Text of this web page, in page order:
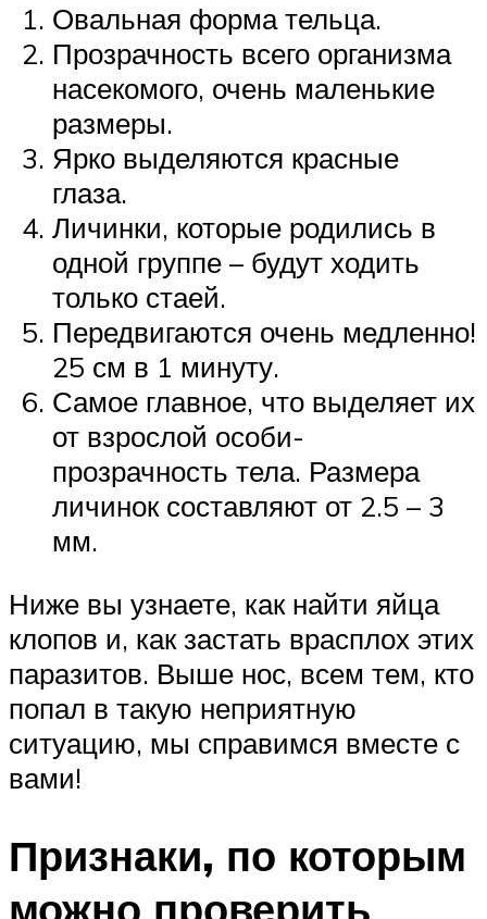
Овальная форма тельца.
Прозрачность всего организма
насекомого, очень маленькие
размеры.
Ярко выделяются красные
глаза.
Личинки, которые родились в
одной группе – будут ходить
только стаей.
Передвигаются очень медленно!
25 см в 1 минуту.
Самое главное, что выделяет их
от взрослой особи-
прозрачность тела. Размера
личинок составляют от 2.5 – 3
мм.
Ниже вы узнаете, как найти яйца
клопов и, как застать врасплох этих
паразитов. Выше нос, всем тем, кто
попал в такую неприятную
ситуацию, мы справимся вместе с
вами!
Признаки, по которым